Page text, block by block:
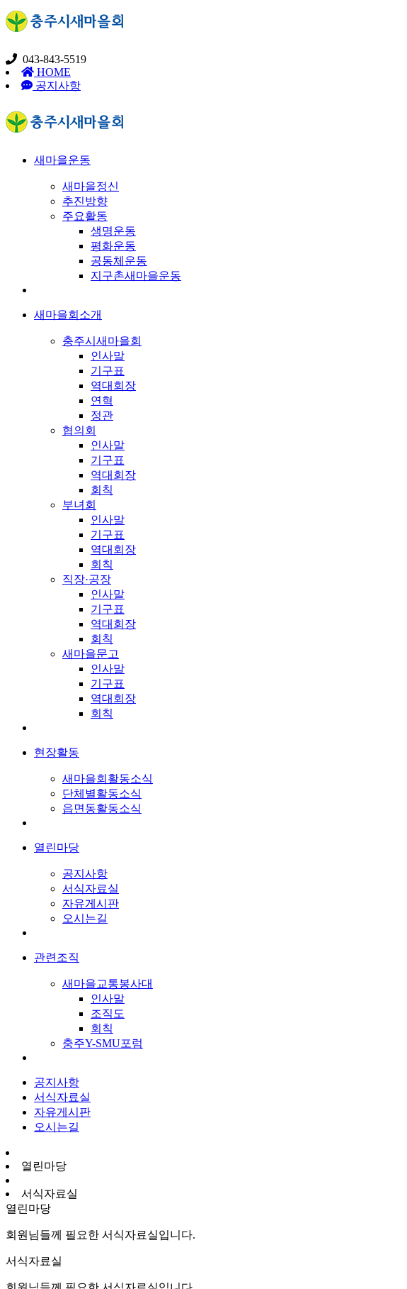
043-843-5519
HOME
공지사항
새마을운동
새마을정신
추진방향
주요활동
생명운동
평화운동
공동체운동
지구촌새마을운동
새마을회소개
충주시새마을회
인사말
기구표
역대회장
연혁
정관
협의회
인사말
기구표
역대회장
회칙
부녀회
인사말
기구표
역대회장
회칙
직장·공장
인사말
기구표
역대회장
회칙
새마을문고
인사말
기구표
역대회장
회칙
현장활동
새마을회활동소식
단체별활동소식
읍면동활동소식
열린마당
공지사항
서식자료실
자유게시판
오시는길
관련조직
새마을교통봉사대
인사말
조직도
회칙
충주Y-SMU포럼
공지사항
서식자료실
자유게시판
오시는길
열린마당
서식자료실
열린마당
회원님들께 필요한 서식자료실입니다.
서식자료실